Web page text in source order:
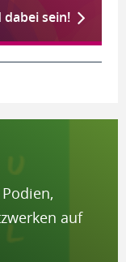
sein!
auf